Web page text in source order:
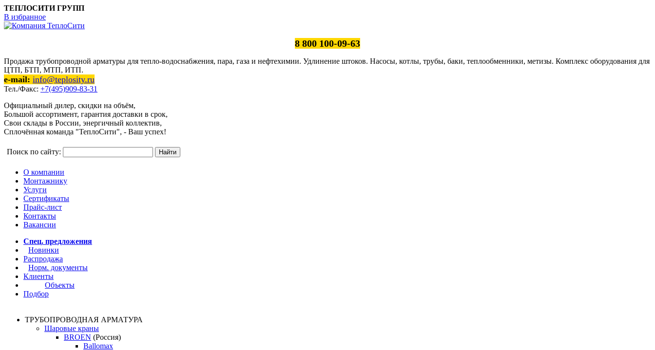
ТЕПЛОСИТИ ГРУПП
В избранное
8 800 100-09-63
Продажа трубопроводной арматуры для тепло-водоснабжения, пара, газа и нефтехимии. Удлинение штоков. Насосы, котлы, трубы, баки, теплообменники, метизы. Комплекс оборудования для
ЦТП, БТП, МТП, ИТП.
e-mail: info@teplosity.ru
Тел./Факс: +7(495)909-83-31
Официальный дилер, скидки на объём,
Большой ассортимент, гарантия доставки в срок,
Свои склады в России, энергичный коллектив,
Сплочённая команда "ТеплоСити", - Ваш успех!
Поиск по сайту:
О компании
Монтажнику
Услуги
Сертификаты
Прайс-лист
Контакты
Вакансии
Спец. предложения
Новинки
Распродажа
Норм. документы
Клиенты
Объекты
Подбор
ТРУБОПРОВОДНАЯ АРМАТУРА
Шаровые краны
BROEN (Россия)
Ballomax